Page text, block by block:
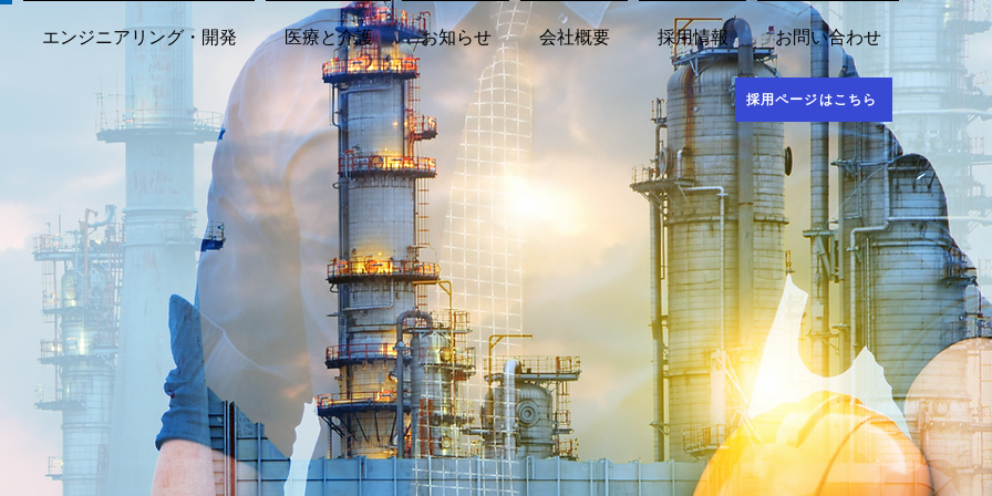
エンジニアリング・開発 医療と介護 お知らせ 会社概要 採用情報 お問い合わせ
採用ページはこちら